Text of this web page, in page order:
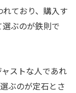
ており、購入す
ぶのが鉄則で
ストな人であれ
ぶのが定石とさ